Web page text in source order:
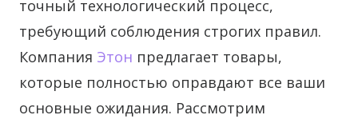
точный технологический процесс,
требующий соблюдения строгих правил.
Компания Этон предлагает товары,
которые полностью оправдают все ваши
основные ожидания. Рассмотрим